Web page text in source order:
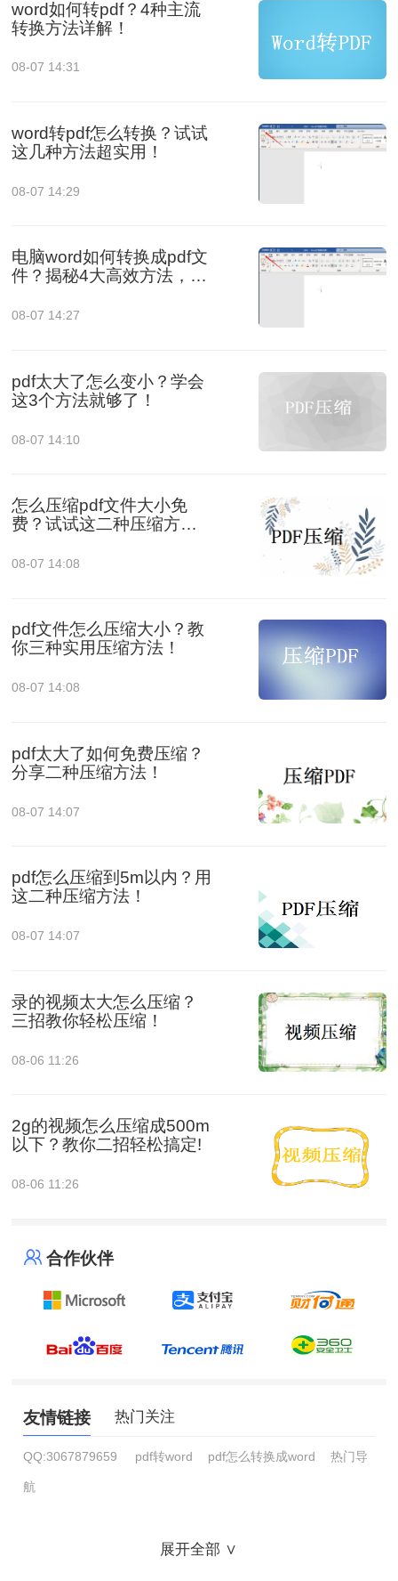
word如何转pdf？4种主流
转换方法详解！
08-07 14:31
word转pdf怎么转换？试试
这几种方法超实用！
08-07 14:29
电脑word如何转换成pdf文
件？揭秘4大高效方法，轻
08-07 14:27
pdf太大了怎么变小？学会
这3个方法就够了！
08-07 14:10
怎么压缩pdf文件大小免
费？试试这二种压缩方
08-07 14:08
pdf文件怎么压缩大小？教
你三种实用压缩方法！
08-07 14:08
pdf太大了如何免费压缩？
分享二种压缩方法！
08-07 14:07
pdf怎么压缩到5m以内？用
这二种压缩方法！
08-07 14:07
录的视频太大怎么压缩？
三招教你轻松压缩！
08-06 11:26
2g的视频怎么压缩成500m
以下？教你二招轻松搞定!
08-06 11:26
合作伙伴
友情链接 热门关注
QQ:3067879659 pdf转word pdf怎么转换成word 热门导
航
展开全部 ∨